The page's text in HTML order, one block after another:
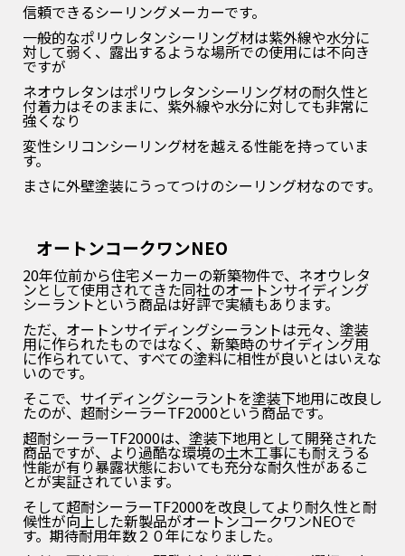
信頼できるシーリングメーカーです。
一般的なポリウレタンシーリング材は紫外線や水分に
対して弱く、露出するような場所での使用には不向き
ですが
ネオウレタンはポリウレタンシーリング材の耐久性と
付着力はそのままに、紫外線や水分に対しても非常に
強くなり
変性シリコンシーリング材を越える性能を持っていま
す。
まさに外壁塗装にうってつけのシーリング材なのです。
オートンコークワンNEO
20年位前から住宅メーカーの新築物件で、ネオウレタ
ンとして使用されてきた同社のオートンサイディング
シーラント という商品は好評で実績もあります。
ただ、オートンサイディングシーラントは元々、塗装
用に作られたものではなく、新築時のサイディング用
に作られていて、すべての塗料に相性が良いとはいえな
いのです。
そこで、サイディングシーラントを塗装下地用に改良し
たのが、超耐シーラーTF2000という商品です。
超耐シーラーTF2000は、塗装下地用として開発された
商品ですが、より過酷な環境の土木工事にも耐えうる
性能が有り暴露状態においても充分な耐久性があるこ
とが実証されています。
そして超耐シーラーTF2000を改良してより耐久性と耐
候性が向上した新製品がオートンコークワンNEOで
す。期待耐用年数２０年になりました。